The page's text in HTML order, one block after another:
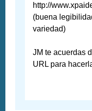
http://
(buena
variedad)
JM te acuerdas
URL para